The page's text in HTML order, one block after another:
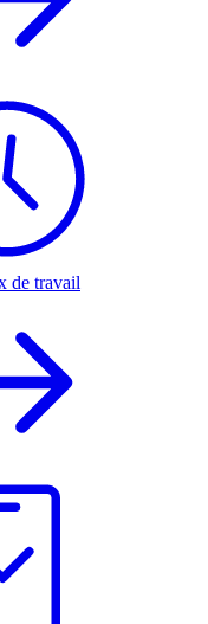
de travail